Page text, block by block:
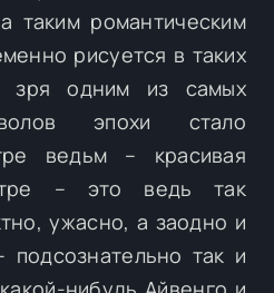
таким романтическим
рисуется в таких
зря одним из самых
эпохи стало
ведьм – красивая
– это ведь так
ужасно, а заодно и
подсознательно так и